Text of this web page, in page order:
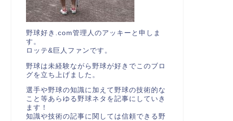
野球好き.com管理人のアッキーと申しま
す。
ロッテ&巨人ファンです。
野球は未経験ながら野球が好きでこのブロ
グを立ち上げました。
選手や野球の知識に加えて野球の技術的な
こと等あらゆる野球ネタを記事にしていき
ます！
知識や技術の記事に関しては信頼できる野